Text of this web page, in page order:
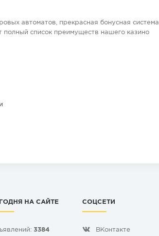
автоматов, прекрасная бонусная система,
полный список преимуществ нашего казино
НА САЙТЕ
3384
СОЦСЕТИ
ВКонтакте